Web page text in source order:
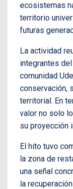
ecosistemas
territorio
futuras
La actividad
integrantes
comunidad
conservación,
territorial. En
valor no solo
su proyección
El hito tuvo
la zona de
una señal
la